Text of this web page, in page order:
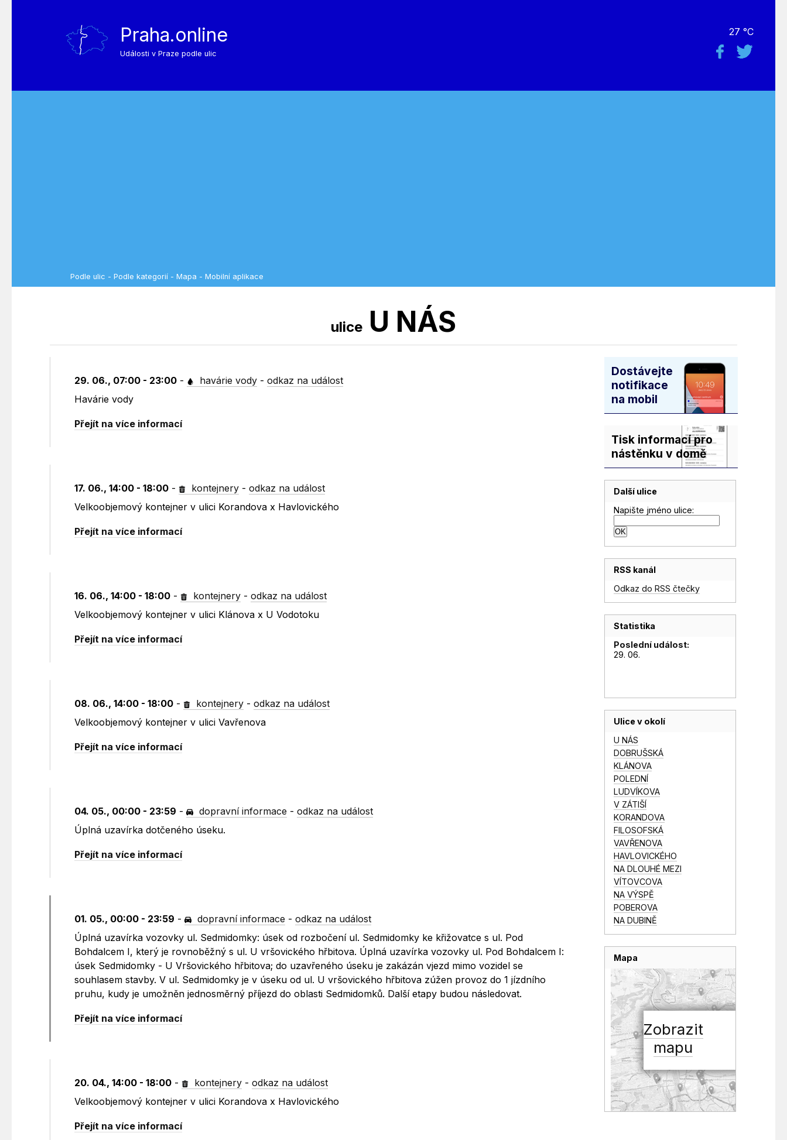
Praha.online
Události v Praze podle ulic
27 °C
Podle ulic - Podle kategorií - Mapa - Mobilní aplikace
ulice U NÁS
29. 06., 07:00 - 23:00 - havárie vody -odkaz na událost
Havárie vody
Přejít na více informací
17. 06., 14:00 - 18:00 - kontejnery -odkaz na událost
Velkoobjemový kontejner v ulici Korandova x Havlovického
Přejít na více informací
16. 06., 14:00 - 18:00 - kontejnery -odkaz na událost
Velkoobjemový kontejner v ulici Klánova x U Vodotoku
Přejít na více informací
08. 06., 14:00 - 18:00 - kontejnery -odkaz na událost
Velkoobjemový kontejner v ulici Vavřenova
Přejít na více informací
04. 05., 00:00 - 23:59 - dopravní informace -odkaz na událost
Úplná uzavírka dotčeného úseku.
Přejít na více informací
01. 05., 00:00 - 23:59 - dopravní informace -odkaz na událost
Úplná uzavírka vozovky ul. Sedmidomky: úsek od rozbočení ul. Sedmidomky ke křižovatce s ul. Pod
Bohdalcem I, který je rovnoběžný s ul. U vršovického hřbitova. Úplná uzavírka vozovky ul. Pod Bohdalcem I:
úsek Sedmidomky - U Vršovického hřbitova; do uzavřeného úseku je zakázán vjezd mimo vozidel se
souhlasem stavby. V ul. Sedmidomky je v úseku od ul. U vršovického hřbitova zúžen provoz do 1 jízdního
pruhu, kudy je umožněn jednosměrný příjezd do oblasti Sedmidomků. Další etapy budou následovat.
Přejít na více informací
20. 04., 14:00 - 18:00 - kontejnery -odkaz na událost
Velkoobjemový kontejner v ulici Korandova x Havlovického
Přejít na více informací
Dostávejte
notifikace
na mobil
Tisk informací pro
nástěnku v domě
Další ulice
Napište jméno ulice:
RSS kanál
Odkaz do RSS čtečky
Statistika
Poslední událost:
29. 06.
Ulice v okolí
U NÁS
DOBRUŠSKÁ
KLÁNOVA
POLEDNÍ
LUDVÍKOVA
V ZÁTIŠÍ
KORANDOVA
FILOSOFSKÁ
VAVŘENOVA
HAVLOVICKÉHO
NA DLOUHÉ MEZI
VÍTOVCOVA
NA VÝSPĚ
POBEROVA
NA DUBINĚ
Mapa
Zobrazit
mapu